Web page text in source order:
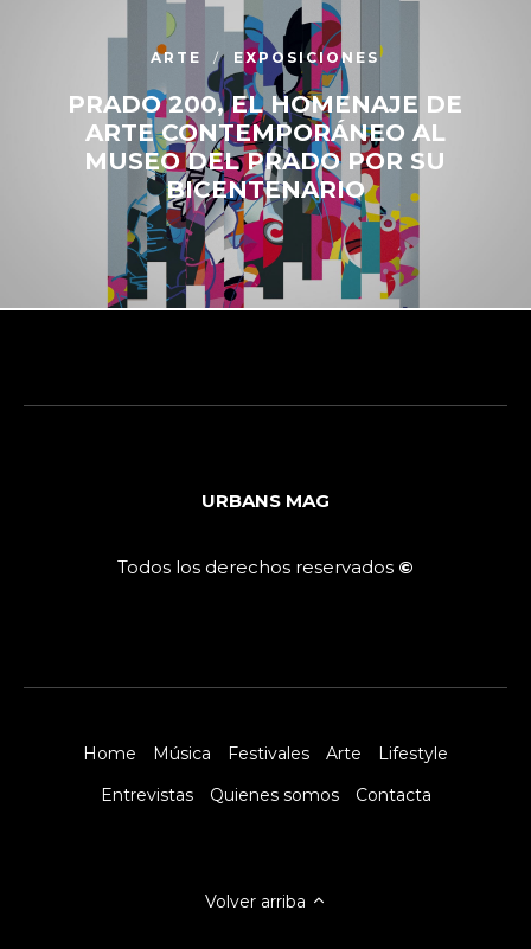
ARTE EXPOSICIONES
PRADO 200, EL HOMENAJE DE
ARTE CONTEMPORÁNEO AL
MUSEO DEL PRADO POR SU
BICENTENARIO
URBANS MAG
Todos los derechos reservados ©
Home Música Festivales Arte
Lifestyle
Entrevistas
Quienes somos Contacta
Volver arriba